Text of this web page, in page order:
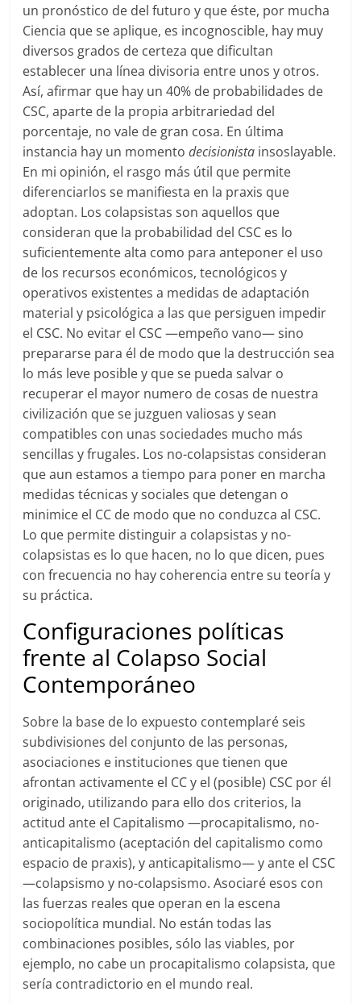
un pronóstico de del futuro y que éste, por mucha
Ciencia que se aplique, es incognoscible, hay muy
diversos grados de certeza que dificultan
establecer una línea divisoria entre unos y otros.
Así, afirmar que hay un 40% de probabilidades de
CSC, aparte de la propia arbitrariedad del
porcentaje, no vale de gran cosa. En última
instancia hay un momentodecisionista insoslayable.
En mi opinión, el rasgo más útil que permite
diferenciarlos se manifiesta en la praxis que
adoptan. Los colapsistas son aquellos que
consideran que la probabilidad del CSC es lo
suficientemente alta como para anteponer el uso
de los recursos económicos, tecnológicos y
operativos existentes a medidas de adaptación
material y psicológica a las que persiguen impedir
el CSC. No evitar el CSC —empeño vano— sino
prepararse para él de modo que la destrucción sea
lo más leve posible y que se pueda salvar o
recuperar el mayor numero de cosas de nuestra
civilización que se juzguen valiosas y sean
compatibles con unas sociedades mucho más
sencillas y frugales. Los no-colapsistas consideran
que aun estamos a tiempo para poner en marcha
medidas técnicas y sociales que detengan o
minimice el CC de modo que no conduzca al CSC.
Lo que permite distinguir a colapsistas y no-
colapsistas es lo que hacen, no lo que dicen, pues
con frecuencia no hay coherencia entre su teoría y
su práctica.
Configuraciones políticas
frente al Colapso Social
Contemporáneo
Sobre la base de lo expuesto contemplaré seis
subdivisiones del conjunto de las personas,
asociaciones e instituciones que tienen que
afrontan activamente el CC y el (posible) CSC por él
originado, utilizando para ello dos criterios, la
actitud ante el Capitalismo —procapitalismo, no-
anticapitalismo (aceptación del capitalismo como
espacio de praxis), y anticapitalismo— y ante el CSC
—colapsismo y no-colapsismo. Asociaré esos con
las fuerzas reales que operan en la escena
sociopolítica mundial. No están todas las
combinaciones posibles, sólo las viables, por
ejemplo, no cabe un procapitalismo colapsista, que
sería contradictorio en el mundo real.